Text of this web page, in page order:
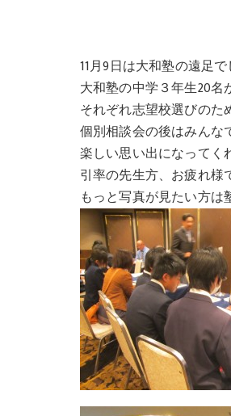
11月9日は大和塾の遠足で
大和塾の中学３年生20
それぞれ志望校選びのた
個別相談会の後はみんな
楽しい思い出になってく
引率の先生方、お疲れ様
もっと写真が見たい方は